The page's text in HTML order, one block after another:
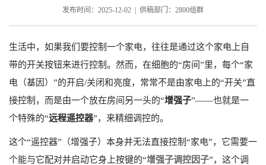
发布时间：2025-12-02 | 供稿部门：2800组群
生活中，如果我们要控制一个家电，往往是通过这个家电上自
带的开关按钮来进行控制。然而，在细胞的“房间”里，每个“家
电（基因）”的开启/关闭和亮度，常常不是由家电上的“开关”直
接控制，而是由一个放在房间另一头的“增强子”——也就是一
个特殊的“远程遥控器”，来精细调控的。
这个“遥控器”（增强子）本身并无法直接控制“家电”，它需要一
个能与它配对并启动它身上按键的“增强子调控因子”，这个调